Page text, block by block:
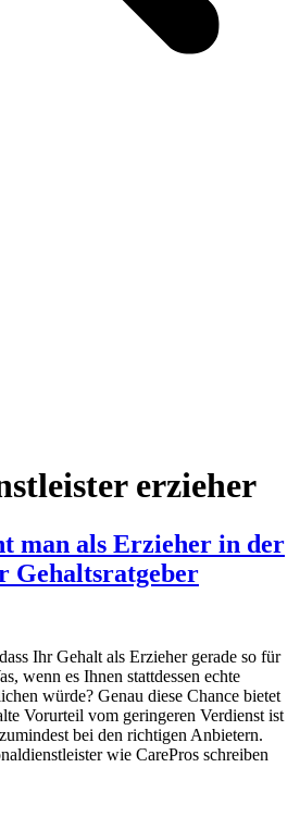
erzieher
man als Erzieher in der
Gehaltsratgeber
Ihr Gehalt als Erzieher gerade so für
wenn es Ihnen stattdessen echte
würde? Genau diese Chance bietet
Vorurteil vom geringeren Verdienst ist
bei den richtigen Anbietern.
wie CarePros schreiben